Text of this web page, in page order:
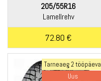
205/55R16
Lamellrehv
72.80 €
Tarneaeg 2 tööpäeva
Uus